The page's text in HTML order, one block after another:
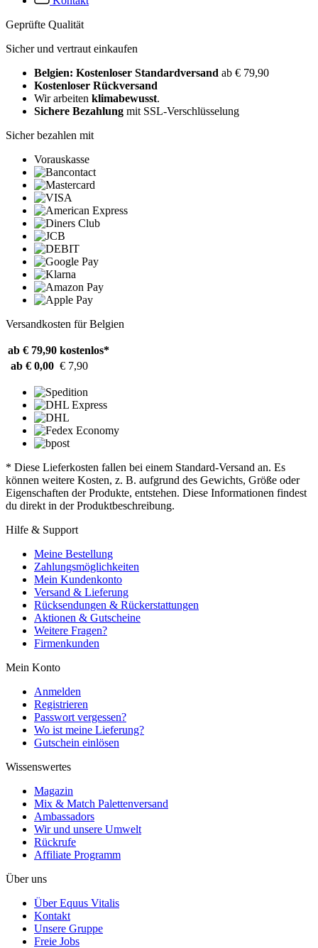
Geprüfte Qualität
Sicher und vertraut einkaufen
Belgien: Kostenloser Standardversand ab € 79,90
Kostenloser Rückversand
Wir arbeiten klimabewusst.
Sichere Bezahlung mit SSL-Verschlüsselung
Sicher bezahlen mit
Vorauskasse
Versandkosten für Belgien
ab € 79,90 kostenlos*
ab € 0,00 € 7,90
* Diese Lieferkosten fallen bei einem Standard-Versand an. Es
können weitere Kosten, z. B. aufgrund des Gewichts, Größe oder
Eigenschaften der Produkte, entstehen. Diese Informationen findest
du direkt in der Produktbeschreibung.
Hilfe & Support
Meine Bestellung
Zahlungsmöglichkeiten
Mein Kundenkonto
Versand & Lieferung
Rücksendungen & Rückerstattungen
Aktionen & Gutscheine
Weitere Fragen?
Firmenkunden
Mein Konto
Anmelden
Registrieren
Passwort vergessen?
Wo ist meine Lieferung?
Gutschein einlösen
Wissenswertes
Magazin
Mix & Match Palettenversand
Ambassadors
Wir und unsere Umwelt
Rückrufe
Affiliate Programm
Über uns
Über Equus Vitalis
Kontakt
Unsere Gruppe
Freie Jobs